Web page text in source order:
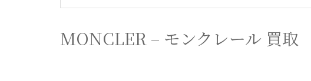
MONCLER – モンクレール 買取